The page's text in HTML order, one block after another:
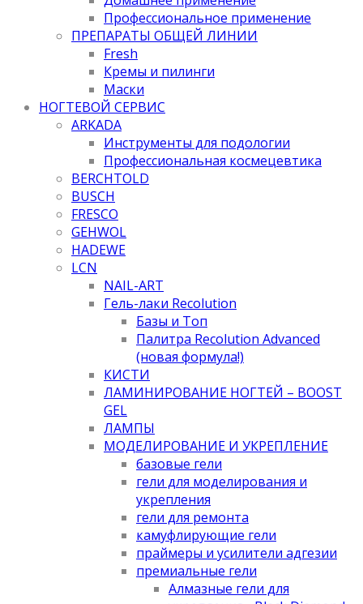
Профессиональное применение
ПРЕПАРАТЫ ОБЩЕЙ ЛИНИИ
Fresh
Кремы и пилинги
Маски
НОГТЕВОЙ СЕРВИС
ARKADA
Инструменты для подологии
Профессиональная космецевтика
BERCHTOLD
BUSCH
FRESCO
GEHWOL
HADEWE
LCN
NAIL-ART
Гель-лаки Recolution
Базы и Топ
Палитра Recolution Advanced
(новая формула!)
КИСТИ
ЛАМИНИРОВАНИЕ НОГТЕЙ – BOOST
GEL
ЛАМПЫ
МОДЕЛИРОВАНИЕ И УКРЕПЛЕНИЕ
базовые гели
гели для моделирования и
укрепления
гели для ремонта
камуфлирующие гели
праймеры и усилители адгезии
премиальные гели
Алмазные гели для